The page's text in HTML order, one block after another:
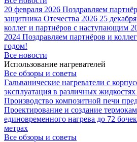
20 февраля 2026 Поздравляем
защитника Отечества 2026 25
коллег и партнёров с наступающим
2024 Поздравляем партнёров и
годом!
Все новости
Использование нагревателей
Все обзоры и советы
Гальванические нагреватели с
эксплуатация в различных жидкостях
Производство композитной печи
Проектирование и создание
единовременного нагрева до 72
метрах
Все обзоры и советы